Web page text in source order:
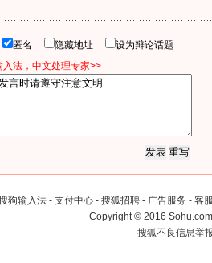
匿名 隐藏地址
设为辩论话题
入法，中文处理专家>>
狗输入法 - 支付中心 - 搜狐招聘 - 广告服务 - 客
Copyright©2016
搜狐不良信息举